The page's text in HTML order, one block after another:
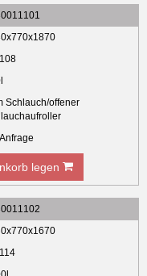
Schlauch/offener
legen